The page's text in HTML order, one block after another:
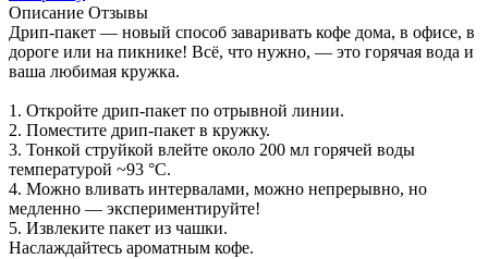
Описание Отзывы
Дрип-пакет — новый способ заваривать кофе дома, в офисе, в
дороге или на пикнике! Всё, что нужно, — это горячая вода и
ваша любимая кружка.
1. Откройте дрип-пакет по отрывной линии.
2. Поместите дрип-пакет в кружку.
3. Тонкой струйкой влейте около 200 мл горячей воды
температурой ~93 °C.
4. Можно вливать интервалами, можно непрерывно, но
медленно — экспериментируйте!
5. Извлеките пакет из чашки.
Наслаждайтесь ароматным кофе.